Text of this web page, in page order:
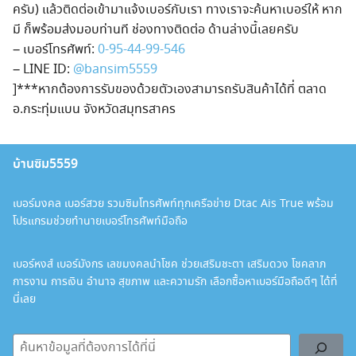
Search
for:
ครับ) แล้วติดต่อเข้ามาแจ้งเบอร์กับเรา ทางเราจะค้นหาเบอร์ให้ หาก
มี ก็พร้อมส่งมอบท่านที ช่องทางติดต่อ ด้านล่างนี้เลยครับ
– เบอร์โทรศัพท์: 0-95-44-99-546
– LINE ID: @bansim5559
]***หากต้องการรับของด้วยตัวเองสามารถรับสินค้าได้ที่ ตลาด
อ.กระทุ่มแบน จังหวัดสมุทรสาคร
บ้านซิม5559
เบอร์มงคล เบอร์สวย รวมซิมโทรศัพท์ทุกเครือข่าย Dtac Ais True พร้อม
โปรแกรมช่วยทำนายเบอร์โทรศัพท์มือถือ
เบอร์หงส์ เบอร์มังกร เลขมงคลนำโชค ช่วยเสริมชะตา เสริมดวง โชคลาภ
การงาน การเงิน อำนาจ สุขภาพ และความรัก เลือกซื้อหาเบอร์มือถือดีๆ ได้ที่
นี่เลย
ค้นหา